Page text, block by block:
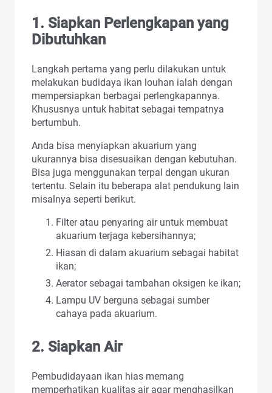
1. Siapkan Perlengkapan yang
Dibutuhkan
Langkah pertama yang perlu dilakukan untuk
melakukan budidaya ikan louhan ialah dengan
mempersiapkan berbagai perlengkapannya.
Khususnya untuk habitat sebagai tempatnya
bertumbuh.
Anda bisa menyiapkan akuarium yang
ukurannya bisa disesuaikan dengan kebutuhan.
Bisa juga menggunakan terpal dengan ukuran
tertentu. Selain itu beberapa alat pendukung lain
misalnya seperti berikut.
Filter atau penyaring air untuk membuat
akuarium terjaga kebersihannya;
Hiasan di dalam akuarium sebagai habitat
ikan;
Aerator sebagai tambahan oksigen ke ikan;
Lampu UV berguna sebagai sumber
cahaya pada akuarium.
2. Siapkan Air
Pembudidayaan ikan hias memang
memperhatikan kualitas air agar menghasilkan